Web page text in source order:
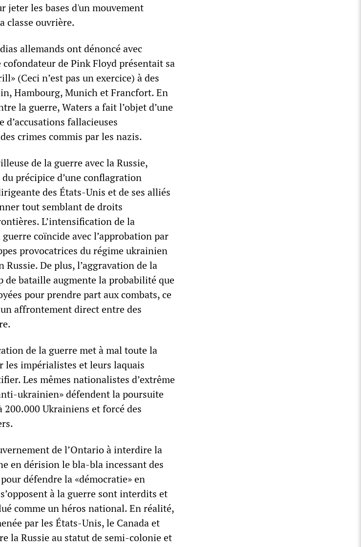
jeter les bases d'un mouvement
classe ouvrière.
allemands ont dénoncé avec
de Pink Floyd présentait sa
(Ceci n’est pas un exercice) à des
Hambourg, Munich et Francfort. En
la guerre, Waters a fait l’objet d’une
fallacieuses
crimes commis par les nazis.
de la guerre avec la Russie,
précipice d’une conflagration
des États-Unis et de ses alliés
tout semblant de droits
L’intensification de la
coïncide avec l’approbation par
provocatrices du régime ukrainien
De plus, l’aggravation de la
de bataille augmente la probabilité que
pour prendre part aux combats, ce
affrontement direct entre des
de la guerre met à mal toute la
les impérialistes et leurs laquais
Les mêmes nationalistes d’extrême
ukrainien» défendent la poursuite
200.000 Ukrainiens et forcé des
de l’Ontario à interdire la
en dérision le bla-bla incessant des
défendre la «démocratie» en
à la guerre sont interdits et
comme un héros national. En réalité,
par les États-Unis, le Canada et
la Russie au statut de semi-colonie et